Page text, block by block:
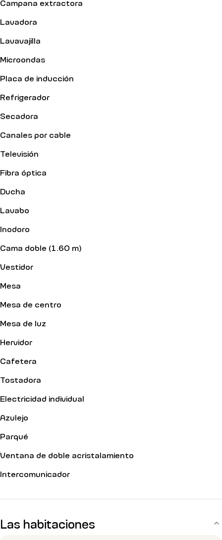
Campana extractora
Lavadora
Lavavajilla
Microondas
Placa de inducción
Refrigerador
Secadora
Canales por cable
Televisión
Fibra óptica
Ducha
Lavabo
Inodoro
Cama doble (1.60 m)
Vestidor
Mesa
Mesa de centro
Mesa de luz
Hervidor
Cafetera
Tostadora
Electricidad individual
Azulejo
Parqué
Ventana de doble acristalamiento
Intercomunicador
Las habitaciones